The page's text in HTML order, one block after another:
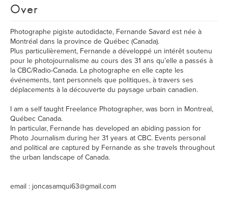
Over
Photographe pigiste autodidacte, Fernande Savard est née à
Montréal dans la province de Québec (Canada).
Plus particulièrement, Fernande a développé un intérêt soutenu
pour le photojournalisme au cours des 31 ans qu’elle a passés à
la CBC/Radio-Canada. La photographe en elle capte les
événements, tant personnels que politiques, à travers ses
déplacements à la découverte du paysage urbain canadien.
I am a self taught Freelance Photographer, was born in Montreal,
Québec Canada.
In particular, Fernande has developed an abiding passion for
Photo Journalism during her 31 years at CBC. Events personal
and political are captured by Fernande as she travels throughout
the urban landscape of Canada.
email : joncasamqui63@gmail.com